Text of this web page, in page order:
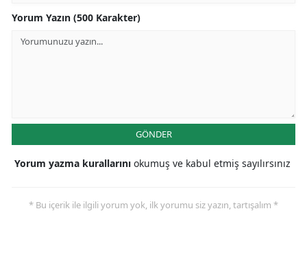
Yorum Yazın (500 Karakter)
GÖNDER
Yorum yazma kurallarını okumuş ve kabul etmiş sayılırsınız
* Bu içerik ile ilgili yorum yok, ilk yorumu siz yazın, tartışalım *